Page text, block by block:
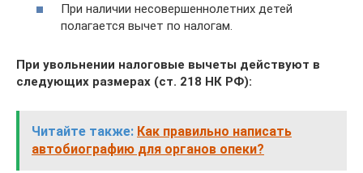
При наличии несовершеннолетних детей
полагается вычет по налогам.
При увольнении налоговые вычеты действуют в
следующих размерах (ст. 218 НК РФ):
Читайте также: Как правильно написать
автобиографию для органов опеки?